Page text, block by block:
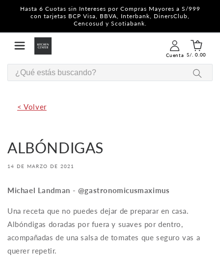
directamente
al contenido
Hasta 6 Cuotas sin Intereses por Compras Mayores a S/999
con tarjetas BCP Visa, BBVA, Interbank, DinersClub,
Cencosud y Scotiabank.
Cuenta
Iniciar
sesión
Carrito
S/. 0.00
artículos
< Volver
ALBÓNDIGAS
14 DE MARZO DE 2021
Michael Landman - @gastronomicusmaximus
Una receta que no puedes dejar de preparar en casa.
Albóndigas doradas por fuera y suaves por dentro,
acompañadas de una salsa de tomates que seguro vas a
querer repetir.